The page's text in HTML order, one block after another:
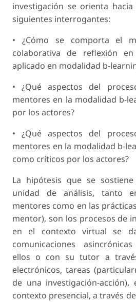
investigación se orienta
siguientes interrogantes:
• ¿Cómo se comporta el
colaborativa de reflexión
aplicado en modalidad b-
• ¿Qué aspectos del
mentores en la modalidad b-
por los actores?
• ¿Qué aspectos del
mentores en la modalidad b-
como críticos por los actores?
La hipótesis que se
unidad de análisis, tanto
mentores como en las
mentor), son los procesos de
en el contexto virtual se
comunicaciones
ellos o con su tutor a
electrónicos, tareas
de una investigación-
contexto presencial, a través